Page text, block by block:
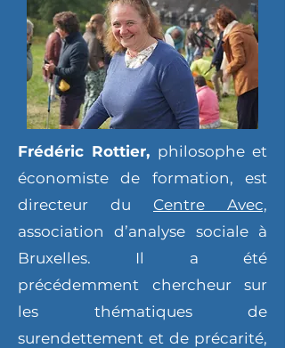
Frédéric Rottier, philosophe et
économiste de formation, est
directeur du Centre Avec,
association d’analyse sociale à
Bruxelles. Il a été
précédemment chercheur sur
les thématiques de
surendettement et de précarité,